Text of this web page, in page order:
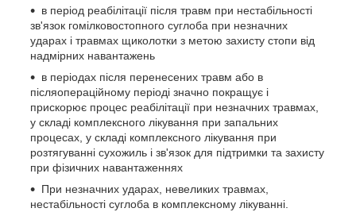
в період реабілітації після травм при нестабільності
зв'язок гомілковостопного суглоба при незначних
ударах і травмах щиколотки з метою захисту стопи від
надмірних навантажень
в періодах після перенесених травм або в
післяопераційному періоді значно покращує і
прискорює процес реабілітації при незначних травмах,
у складі комплексного лікування при запальних
процесах, у складі комплексного лікування при
розтягуванні сухожиль і зв'язок для підтримки та захисту
при фізичних навантаженнях
При незначних ударах, невеликих травмах,
нестабільності суглоба в комплексному лікуванні.